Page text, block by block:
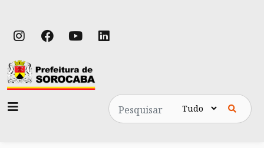
Pesquisa